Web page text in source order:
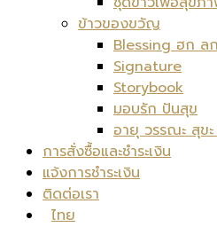
ข้าวของขวัญ
Blessing ฮก ล
Signature
Storybook
มอบรัก ปันสุข
อายุ วรรณะ สุข
การสั่งซื้อและชำระเงิน
แจ้งการชำระเงิน
ติดต่อเรา
ไทย